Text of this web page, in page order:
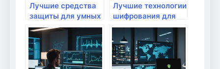
Лучшие средства
защиты для умных
домов с высокой
степенью
автоматизации:
полный обзор и
рекомендации
Лучшие технологии
шифрования для
защиты домашнего
интернета: полный
обзор и
рекомендации